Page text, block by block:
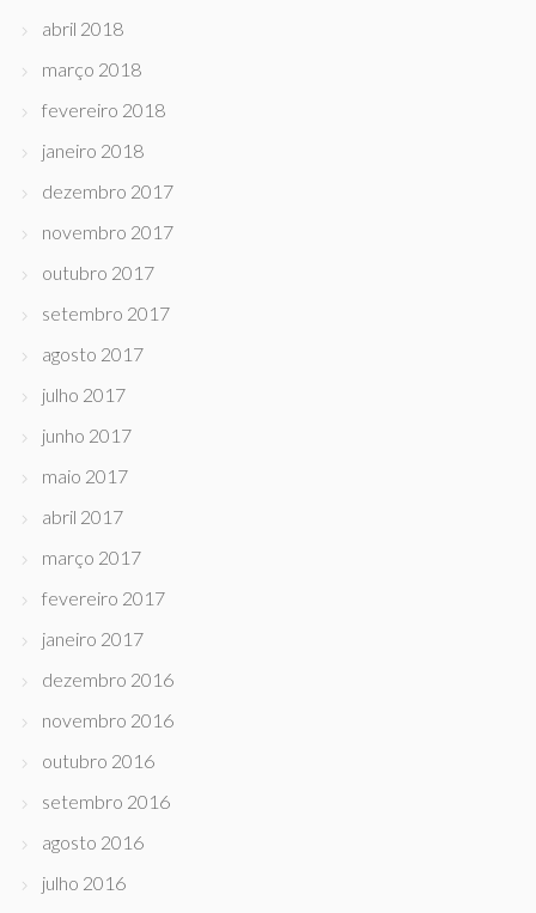
abril 2018
março 2018
fevereiro 2018
janeiro 2018
dezembro 2017
novembro 2017
outubro 2017
setembro 2017
agosto 2017
julho 2017
junho 2017
maio 2017
abril 2017
março 2017
fevereiro 2017
janeiro 2017
dezembro 2016
novembro 2016
outubro 2016
setembro 2016
agosto 2016
julho 2016